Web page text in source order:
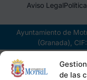
de las
Aviso Legal
Ayuntamiento de
(Granada),